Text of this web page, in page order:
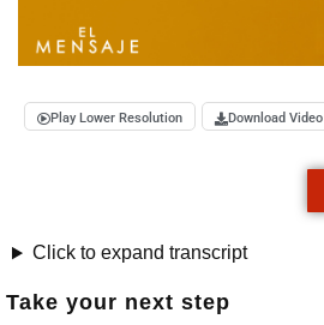
Play Lower Resolution Download Video
Click to expand transcript
Take your next step